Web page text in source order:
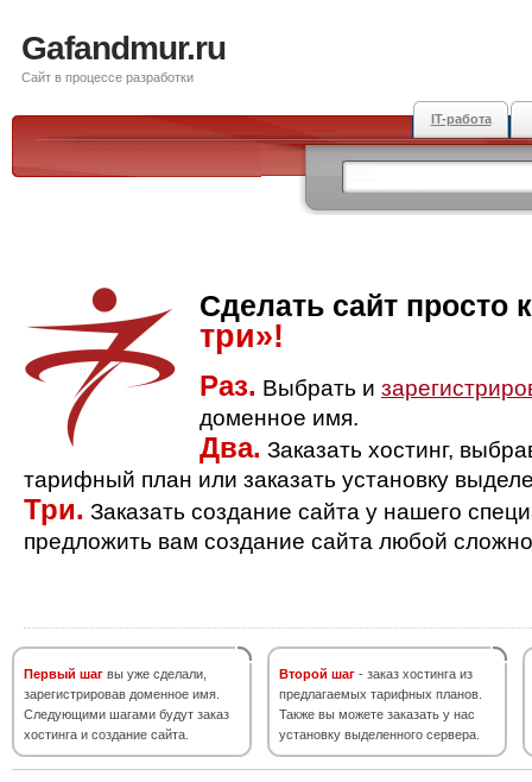
Gafandmur.ru
Сайт в процессе разработки
IT-работа
Сделать сайт просто
три»!
Раз. Выбрать и
доменное имя.
Два. Заказать хостинг,
тарифный план или заказать установку
Три. Заказать создание сайта у нашего
предложить вам создание сайта любой
Первый шаг вы уже сделали,
зарегистрировав доменное имя.
Следующими шагами будут заказ
хостинга и создание сайта.
Второй шаг - заказ хостинга из
предлагаемых тарифных планов.
Также вы можете заказать у нас
установку выделенного сервера.